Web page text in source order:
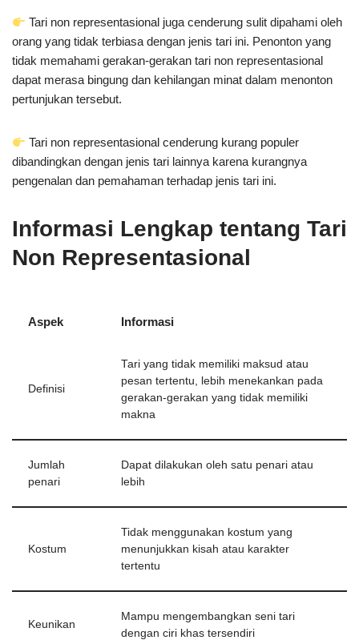
Tari non representasional juga cenderung sulit dipahami oleh
orang yang tidak terbiasa dengan jenis tari ini. Penonton yang
tidak memahami gerakan-gerakan tari non representasional
dapat merasa bingung dan kehilangan minat dalam menonton
pertunjukan tersebut.
Tari non representasional cenderung kurang populer
dibandingkan dengan jenis tari lainnya karena kurangnya
pengenalan dan pemahaman terhadap jenis tari ini.
Informasi Lengkap tentang Tari
Non Representasional
Aspek Informasi
Definisi
Tari yang tidak memiliki maksud atau
pesan tertentu, lebih menekankan pada
gerakan-gerakan yang tidak memiliki
makna
Jumlah
penari
Dapat dilakukan oleh satu penari atau
lebih
Kostum
Tidak menggunakan kostum yang
menunjukkan kisah atau karakter
tertentu
Keunikan
Mampu mengembangkan seni tari
dengan ciri khas tersendiri